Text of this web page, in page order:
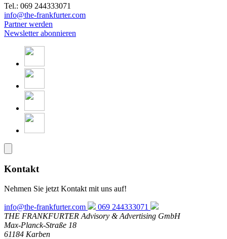
Tel.: 069 244333071
info@the-frankfurter.com
Partner werden
Newsletter abonnieren
Kontakt
Nehmen Sie jetzt Kontakt mit uns auf!
info@the-frankfurter.com
069 244333071
THE FRANKFURTER Advisory & Advertising GmbH
Max-Planck-Straße 18
61184 Karben